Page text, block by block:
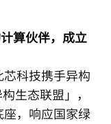
算伙伴，成立
科技携手异构
生态联盟」，
，响应国家绿